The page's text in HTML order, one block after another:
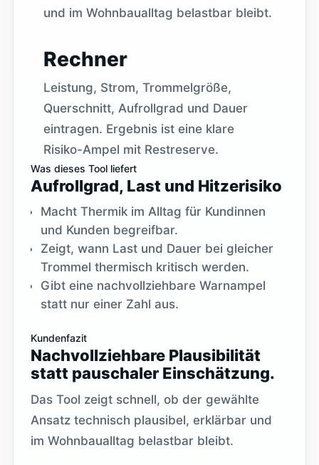
und im Wohnbaualltag belastbar bleibt.
Rechner
Leistung, Strom, Trommelgröße,
Querschnitt, Aufrollgrad und Dauer
eintragen. Ergebnis ist eine klare
Risiko-Ampel mit Restreserve.
Was dieses Tool liefert
Aufrollgrad, Last und Hitzerisiko
Macht Thermik im Alltag für Kundinnen
und Kunden begreifbar.
Zeigt, wann Last und Dauer bei gleicher
Trommel thermisch kritisch werden.
Gibt eine nachvollziehbare Warnampel
statt nur einer Zahl aus.
Kundenfazit
Nachvollziehbare Plausibilität
statt pauschaler Einschätzung.
Das Tool zeigt schnell, ob der gewählte
Ansatz technisch plausibel, erklärbar und
im Wohnbaualltag belastbar bleibt.